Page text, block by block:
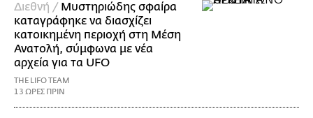
Διεθνή / Μυστηριώδης σφαίρα
καταγράφηκε να διασχίζει
κατοικημένη περιοχή στη Μέση
Ανατολή, σύμφωνα με νέα
αρχεία για τα UFO
THE LIFO TEAM
13 ΩΡΕΣ ΠΡΙΝ